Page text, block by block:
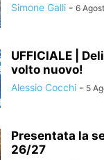
Simone Galli - 6
UFFICIALE |
volto nuovo!
Alessio Cocchi - 5
Presentata la
26/27